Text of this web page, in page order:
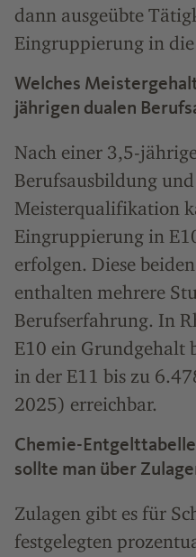
dann ausgeübte
Eingruppierung in
Welches
jährigen dualen
Nach einer 3,5-
Berufsausbildung
Meisterqualifikation
Eingruppierung in
erfolgen. Diese
enthalten mehrere
Berufserfahrung. In
E10 ein Grundgehalt
in der E11 bis zu
2025) erreichbar.
Chemie-
sollte man über
Zulagen gibt es für
festgelegten